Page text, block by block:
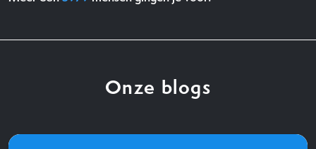
Onze blogs